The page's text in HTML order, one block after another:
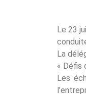
Le 23
La
« Défis
Les